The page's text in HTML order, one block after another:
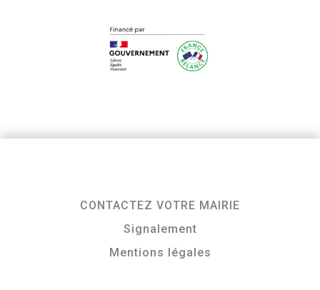
CONTACTEZ VOTRE MAIRIE
Signalement
Mentions légales